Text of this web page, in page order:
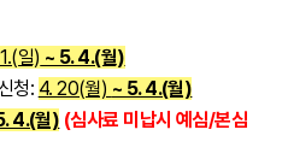
일) ~ 5. 4.(월)
청: 4. 20(월) ~ 5. 4.(월)
4.(월) (심사료 미납시 예심/본심